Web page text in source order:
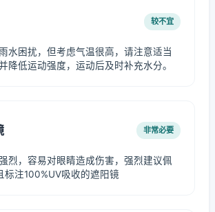
较不宜
水困扰，但考虑气温很高，请注意适当
降低运动强度，运动后及时补充水分。
非常必要
烈，容易对眼睛造成伤害，强烈建议佩
标注100%UV吸收的遮阳镜